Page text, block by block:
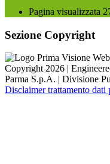
Pagina visualizzata
Sezione Copyright
Copyright 2026 |
Parma S.p.A. | Divisione
Disclaimer trattamento dati